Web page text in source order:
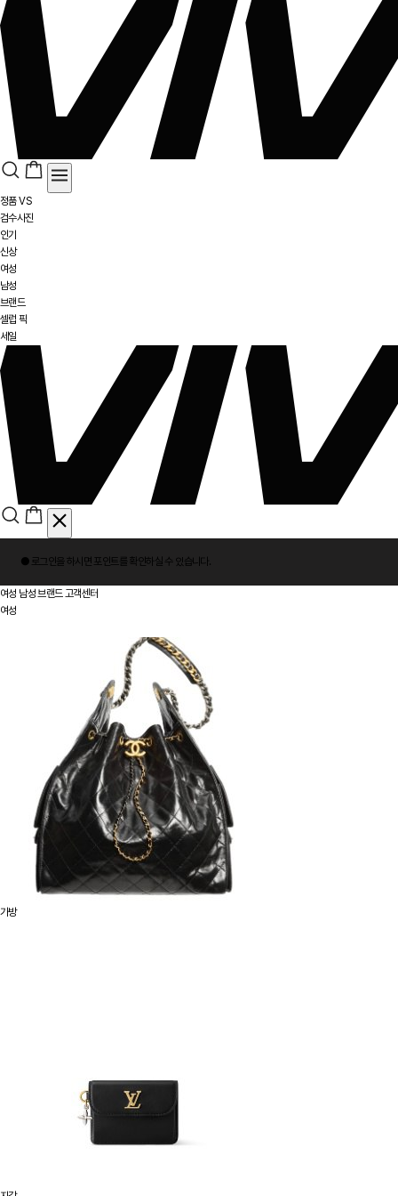
정품 VS
검수사진
인기
신상
여성
남성
브랜드
셀럽 픽
세일
그
인
● 로그인을 하시면 포인트 를 확인하실 수 있습니다.
여성 남성 브랜드 고객센터
여성
가방